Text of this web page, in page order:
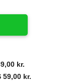
kr.
kr.